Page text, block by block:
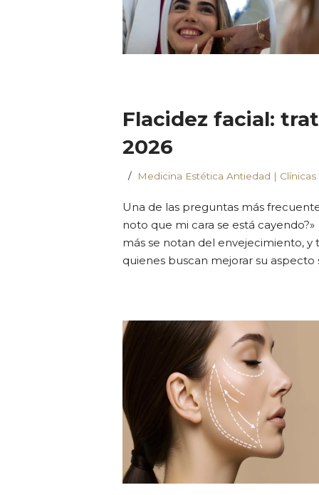
Flacidez facial:
2026
Medicina Estética Antiedad | Clínicas
Una de las preguntas más
noto que mi cara se está
más se notan del envejecimiento,
quienes buscan mejorar su